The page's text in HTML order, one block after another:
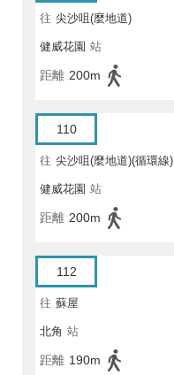
往 尖沙咀(麼地道)
健威花園 站
距離 200m
110
往 尖沙咀(麼地道)(循環線)
健威花園 站
距離 200m
112
往 蘇屋
北角 站
距離 190m